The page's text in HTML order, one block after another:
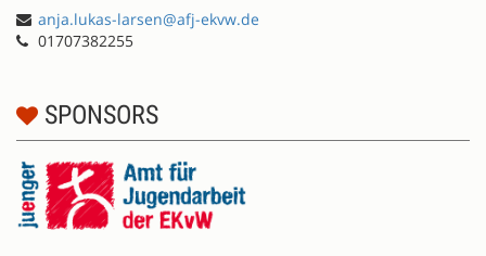
anja.lukas-larsen@afj-ekvw.de
01707382255
SPONSORS